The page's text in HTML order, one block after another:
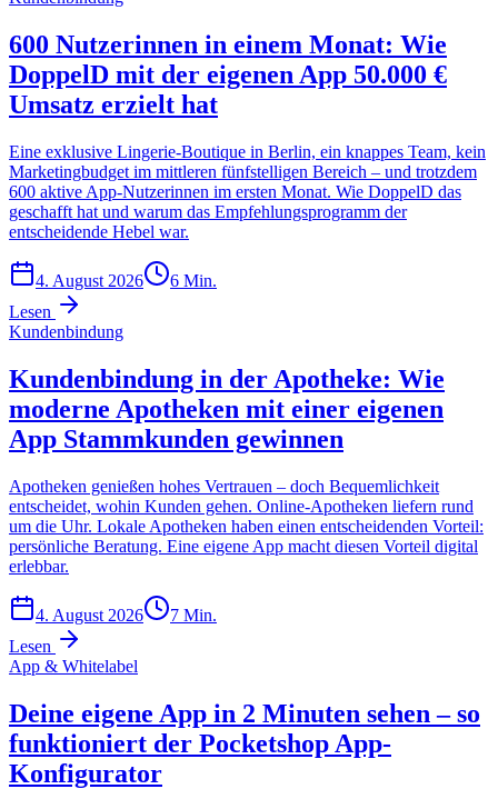
600 Nutzerinnen in einem Monat: Wie
DoppelD mit der eigenen App 50.000 €
Umsatz erzielt hat
Eine exklusive Lingerie-Boutique in Berlin, ein knappes Team, kein
Marketingbudget im mittleren fünfstelligen Bereich – und trotzdem
600 aktive App-Nutzerinnen im ersten Monat. Wie DoppelD das
geschafft hat und warum das Empfehlungsprogramm der
entscheidende Hebel war.
4. August 2026 6 Min.
Lesen
Kundenbindung
Kundenbindung in der Apotheke: Wie
moderne Apotheken mit einer eigenen
App Stammkunden gewinnen
Apotheken genießen hohes Vertrauen – doch Bequemlichkeit
entscheidet, wohin Kunden gehen. Online-Apotheken liefern rund
um die Uhr. Lokale Apotheken haben einen entscheidenden Vorteil:
persönliche Beratung. Eine eigene App macht diesen Vorteil digital
erlebbar.
4. August 2026 7 Min.
Lesen
App & Whitelabel
Deine eigene App in 2 Minuten sehen – so
funktioniert der Pocketshop App-
Konfigurator